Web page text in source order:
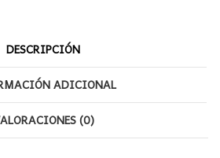
DESCRIPCIÓN
ADICIONAL
(0)